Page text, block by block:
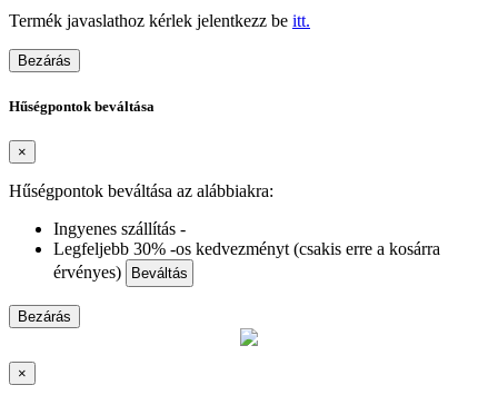
Termék javaslathoz kérlek jelentkezz be itt.
Bezárás
Hűségpontok beváltása
×
Hűségpontok beváltása az alábbiakra:
Ingyenes szállítás -
Legfeljebb 30% -os kedvezményt (csakis erre a kosárra
érvényes)
Beváltás
Bezárás
×